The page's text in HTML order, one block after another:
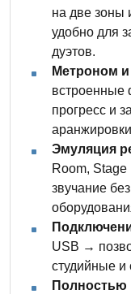
на две зоны
удобно для
дуэтов.
Метроном
встроенные
прогресс и
Эмуляция
Room,
звучание
USB →
студийные и
Полностью